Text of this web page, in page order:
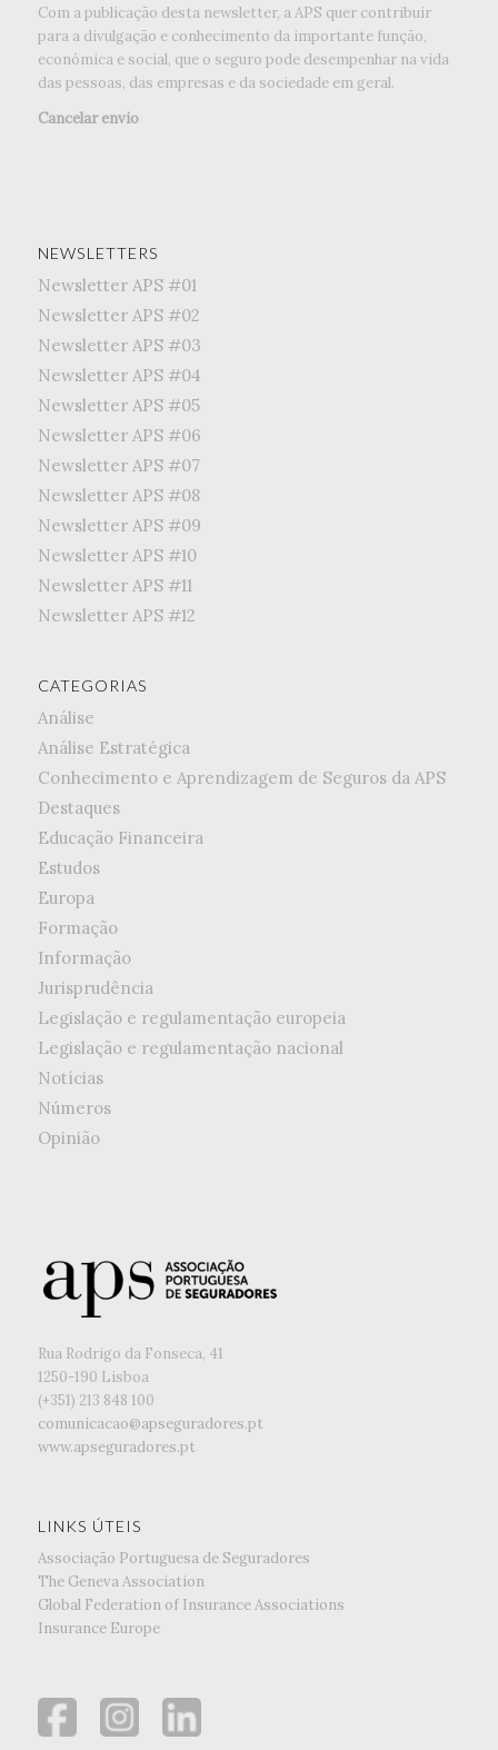
Com a publicação desta newsletter, a APS quer contribuir
para a divulgação e conhecimento da importante função,
económica e social, que o seguro pode desempenhar na vida
das pessoas, das empresas e da sociedade em geral.
Cancelar envio
NEWSLETTERS
Newsletter APS #01
Newsletter APS #02
Newsletter APS #03
Newsletter APS #04
Newsletter APS #05
Newsletter APS #06
Newsletter APS #07
Newsletter APS #08
Newsletter APS #09
Newsletter APS #10
Newsletter APS #11
Newsletter APS #12
CATEGORIAS
Análise
Análise Estratégica
Conhecimento e Aprendizagem de Seguros da APS
Destaques
Educação Financeira
Estudos
Europa
Formação
Informação
Jurisprudência
Legislação e regulamentação europeia
Legislação e regulamentação nacional
Notícias
Números
Opinião
Rua Rodrigo da Fonseca, 41
1250-190 Lisboa
(+351) ‭213 848 100
comunicacao@apseguradores.pt
www.apseguradores.pt
LINKS ÚTEIS
Associação Portuguesa de Seguradores
The Geneva Association
Global Federation of Insurance Associations
Insurance Europe